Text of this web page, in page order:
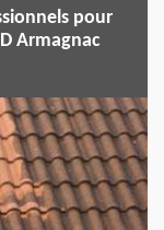
pour
Armagnac